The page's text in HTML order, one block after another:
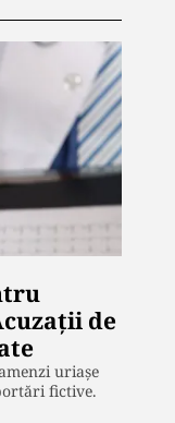
de
uriașe
fictive.